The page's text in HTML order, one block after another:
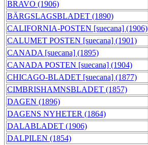
BRAVO (1906)
BÄRGSLAGSBLADET (1890)
CALIFORNIA-POSTEN [suecana] (1906)
CALUMET POSTEN [suecana] (1901)
CANADA [suecana] (1895)
CANADA POSTEN [suecana] (1904)
CHICAGO-BLADET [suecana] (1877)
CIMBRISHAMNSBLADET (1857)
DAGEN (1896)
DAGENS NYHETER (1864)
DALABLADET (1906)
DALPILEN (1854)